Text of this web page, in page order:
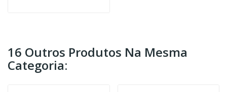
16 Outros Produtos Na Mesma
Categoria: